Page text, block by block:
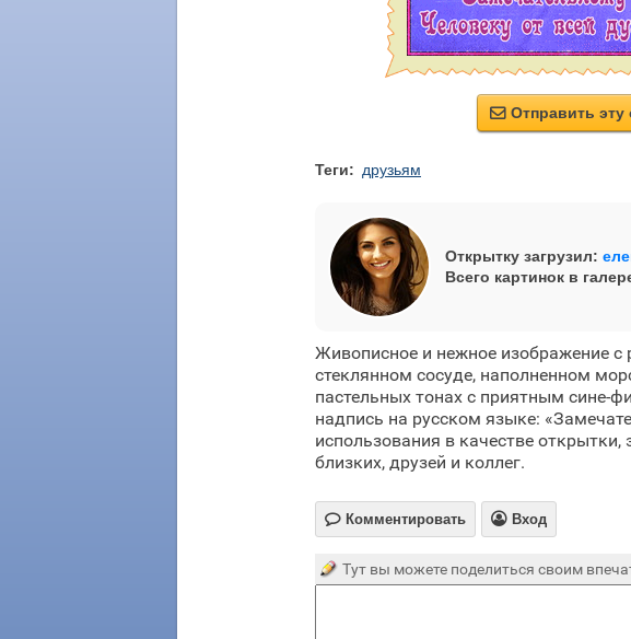
 Отправить эту
Теги: друзьям
Открытку загрузил:
Всего картинок в
Живописное и нежное изображение
стеклянном сосуде, наполненном
пастельных тонах с приятным сине-
надпись на русском языке:
использования в качестве
близких, друзей и коллег.
 Комментировать  Вход
Тут вы можете поделиться своим